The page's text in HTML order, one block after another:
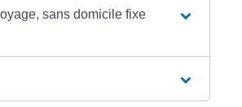
sans domicile fixe